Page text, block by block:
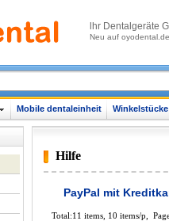
lhr Dentalgeräte
Neu auf
Mobile dentaleinheit
Hilfe
PayPal mit
Total:11 items, 10 items/p,